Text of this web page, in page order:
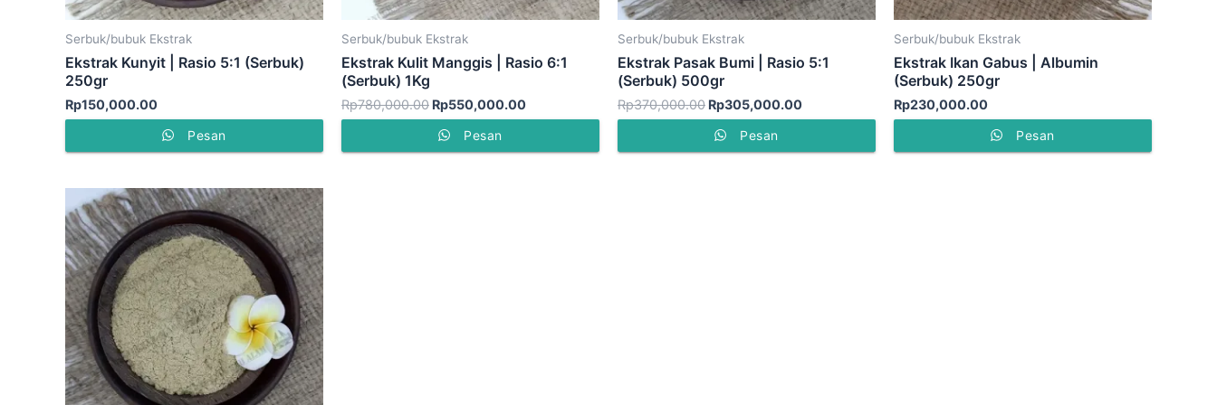
Serbuk/bubuk Ekstrak
Ekstrak Kunyit | Rasio 5:1 (Serbuk)
250gr
Rp150,000.00
Pesan
Serbuk/bubuk Ekstrak
Ekstrak Kulit Manggis | Rasio 6:1
(Serbuk) 1Kg
Rp780,000.00 Rp550,000.00
Pesan
Serbuk/bubuk Ekstrak
Ekstrak Pasak Bumi | Rasio 5:1
(Serbuk) 500gr
Rp370,000.00 Rp305,000.00
Pesan
Serbuk/bubuk Ekstrak
Ekstrak Ikan Gabus | Albumin
(Serbuk) 250gr
Rp230,000.00
Pesan